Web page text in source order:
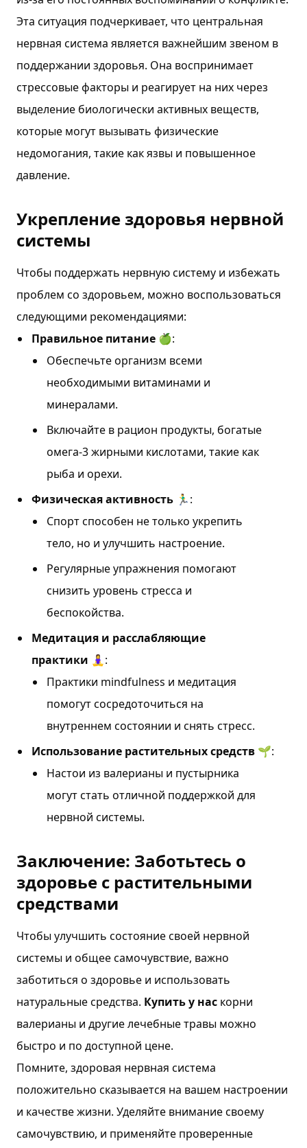
Эта ситуация подчеркивает, что центральная
нервная система является важнейшим звеном в
поддержании здоровья. Она воспринимает
стрессовые факторы и реагирует на них через
выделение биологически активных веществ,
которые могут вызывать физические
недомогания, такие как язвы и повышенное
давление.
Укрепление здоровья нервной
системы
Чтобы поддержать нервную систему и избежать
проблем со здоровьем, можно воспользоваться
следующими рекомендациями:
Правильное питание 🍏:
Обеспечьте организм всеми
необходимыми витаминами и
минералами.
Включайте в рацион продукты, богатые
омега-3 жирными кислотами, такие как
рыба и орехи.
Физическая активность 🏃‍♂️:
Спорт способен не только укрепить
тело, но и улучшить настроение.
Регулярные упражнения помогают
снизить уровень стресса и
беспокойства.
Медитация и расслабляющие
практики 🧘‍♀️:
Практики mindfulness и медитация
помогут сосредоточиться на
внутреннем состоянии и снять стресс.
Использование растительных средств 🌱:
Настои из валерианы и пустырника
могут стать отличной поддержкой для
нервной системы.
Заключение: Заботьтесь о
здоровье с растительными
средствами
Чтобы улучшить состояние своей нервной
системы и общее самочувствие, важно
заботиться о здоровье и использовать
натуральные средства. Купить у нас корни
валерианы и другие лечебные травы можно
быстро и по доступной цене.
Помните, здоровая нервная система
положительно сказывается на вашем настроении
и качестве жизни. Уделяйте внимание своему
самочувствию, и применяйте проверенные